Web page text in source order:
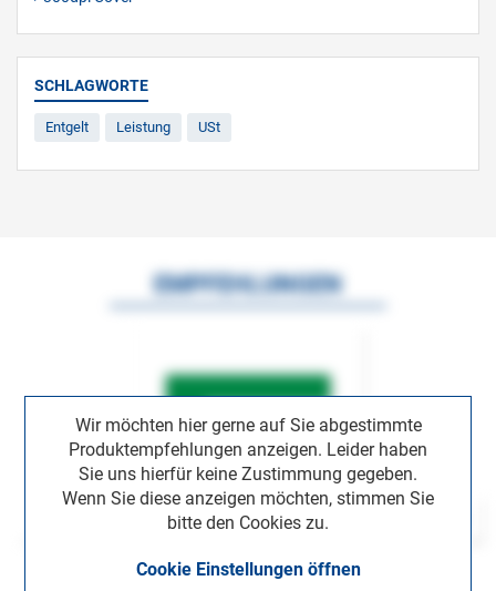
SCHLAGWORTE
Entgelt Leistung USt
Wir möchten hier gerne auf Sie abgestimmte
Produktempfehlungen anzeigen. Leider haben
Sie uns hierfür keine Zustimmung gegeben.
Wenn Sie diese anzeigen möchten, stimmen Sie
bitte den Cookies zu.
Cookie Einstellungen öffnen
EMPFEHLUNGEN